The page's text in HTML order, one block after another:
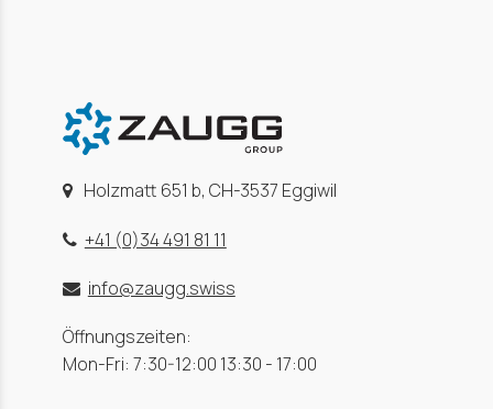
Holzmatt 651 b, CH-3537 Eggiwil
+41 (0)34 491 81 11
info@zaugg.swiss
Öffnungszeiten:
Mon-Fri: 7:30-12:00 13:30 - 17:00